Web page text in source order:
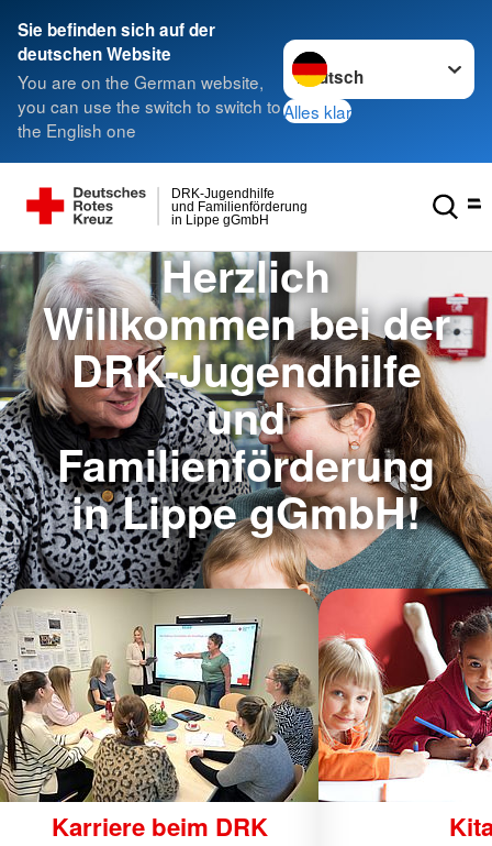
Sie befinden sich auf der
deutschen Website
You are on the German website,
you can use the switch to switch to
the English one
Sprache wechseln zu
Alles klar
in Lippe gGmbH
und Familienförderung
DRK-Jugendhilfe
Herzlich
Willkommen bei der
DRK-Jugendhilfe
und
Familienförderung
in Lippe gGmbH!
Karriere beim DRK